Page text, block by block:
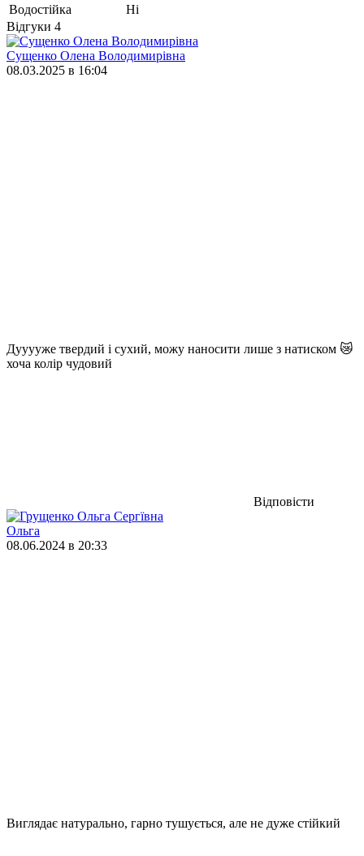
Водостійка
Ні
Відгуки 4
Сущенко Олена Володимирівна
08.03.2025 в 16:04
Дууууже твердий і сухий, можу наносити лише з натиском 😿
хоча колір чудовий
Відповісти
Ольга
08.06.2024 в 20:33
Виглядає натурально, гарно тушується, але не дуже стійкий